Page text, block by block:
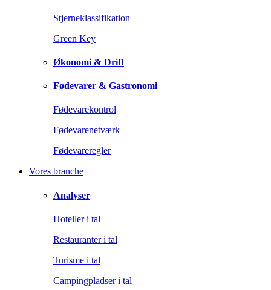
Stjerneklassifikation
Green Key
Økonomi & Drift
Fødevarer & Gastronomi
Fødevarekontrol
Fødevarenetværk
Fødevareregler
Vores branche
Analyser
Hoteller i tal
Restauranter i tal
Turisme i tal
Campingpladser i tal